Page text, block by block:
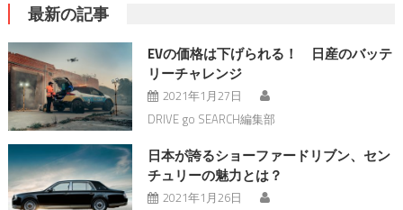
最新の記事
EVの価格は下げられる！ 日産のバッテ
リーチャレンジ
2021年1月27日
DRIVE go SEARCH編集部
日本が誇るショーファードリブン、セン
チュリーの魅力とは？
2021年1月26日